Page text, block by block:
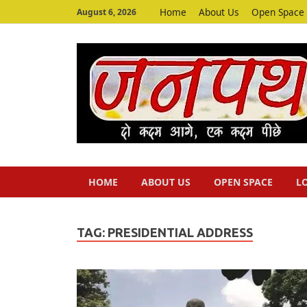
August 6, 2026 Home About Us Open Space
HOME ABOUT US OPEN SPACE
TAG: PRESIDENTIAL ADDRESS